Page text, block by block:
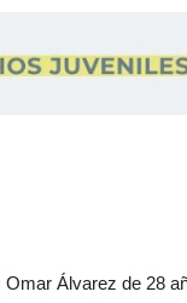
Álvarez de 28